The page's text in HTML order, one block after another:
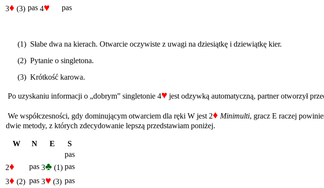
3♦ (3) pas 4♥ pas
(1) Słabe dwa na kierach. Otwarcie oczywiste z uwagi na dziesiątkę i dziewiątkę kier.
(2) Pytanie o singletona.
(3) Krótkość karowa.
Po uzyskaniu informacji o „dobrym” singletonie 4♥ jest odzywką automatyczną, partner otworzył
We współczesności, gdy dominującym otwarciem dla ręki W jest 2♦ Minimulti, gracz E raczej
dwie metody, z których zdecydowanie lepszą przedstawiam poniżej.
W N E
S
pas
2♦ pas 3♣ (1) pas
3♦ (2) pas 3♥ (3) pas